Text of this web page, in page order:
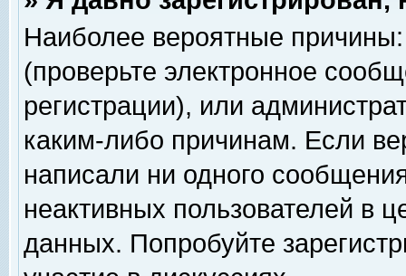
Наиболее вероятные
(проверьте электронное
регистрации), или
каким-либо причинам. Если
написали ни одного
неактивных пользователей в
данных. Попробуйте